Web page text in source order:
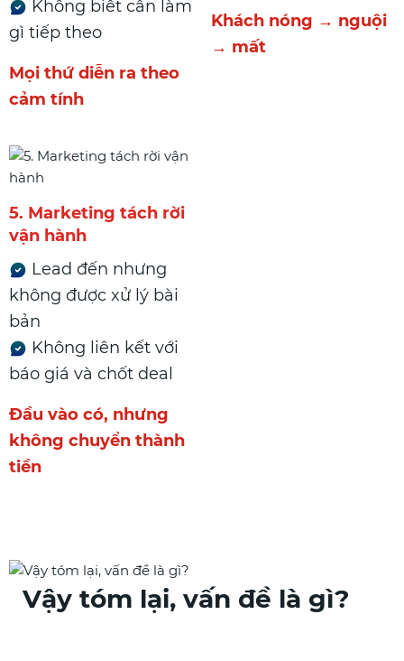
Không biết cần làm
gì tiếp theo
Mọi thứ diễn ra theo
cảm tính
Khách nóng → nguội
→ mất
5. Marketing tách rời
vận hành
Lead đến nhưng
không được xử lý bài
bản
Không liên kết với
báo giá và chốt deal
Đầu vào có, nhưng
không chuyển thành
tiền
Vậy tóm lại, vấn đề là gì?